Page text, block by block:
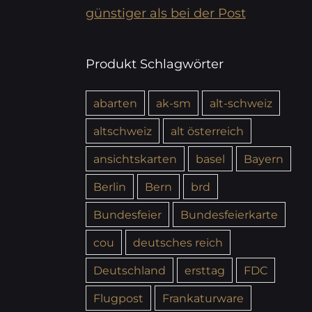
günstiger als bei der Post
Produkt Schlagwörter
abarten ak-sm
alt-schweiz
altschweiz
alt österreich
ansichtskarten
basel
Bayern
Berlin
Bern
brd
Bundesfeier
Bundesfeierkarte
cou
deutsches reich
Deutschland
ersttag
FDC
Flugpost
Frankaturware